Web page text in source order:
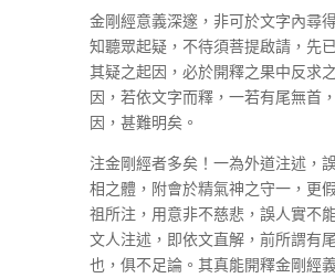
金剛經意義深邃，非可於文字內尋
知聽眾起疑，不待須菩提啟請，先
其疑之起因，必於開釋之果中反求
因，若依文字而釋，一若有尾無首
因，甚難明矣。
注金剛經者多矣！一為外道注述，
相之體，附會於精氣神之守一，更
祖所注，用意非不慈悲，誤人實不
文人注述，即依文直解，前所謂有
也，俱不足論。其真能開釋金剛經